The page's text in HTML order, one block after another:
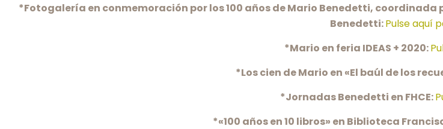
*Fotogalería en conmemoración por los 100 años de Mario Benedetti,
Benedetti:Pulse aquí
*Mario en feria IDEAS + 2020:
*Los cien de Mario en «El baúl de los
*Jornadas Benedetti en FHCE:
*«100 años en 10 libros» en Biblioteca